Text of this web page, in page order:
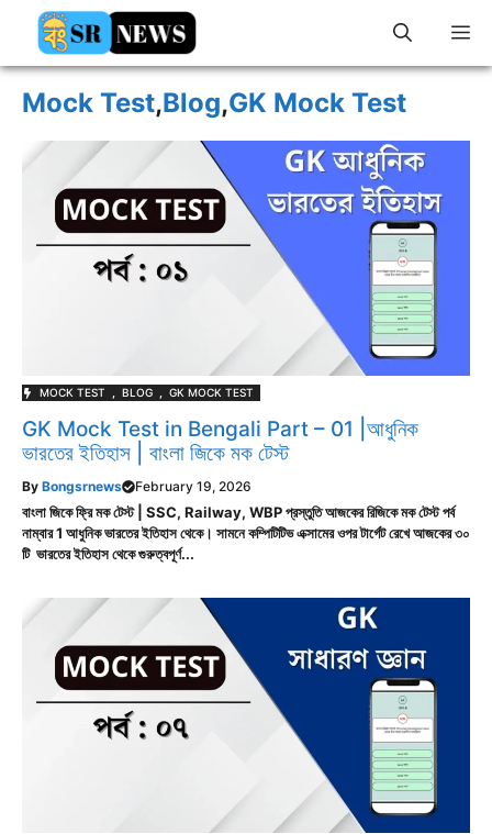
content
Mock Test,Blog,GK Mock Test
MOCK TEST BLOG GK MOCK TEST
GK Mock Test in Bengali Part – 01 |আধুনিক
ভারতের ইতিহাস | বাংলা জিকে মক টেস্ট
By Bongsrnews February 19, 2026
বাংলা জিকে ফ্রি মক টেস্ট | SSC, Railway, WBP প্রস্তুতি আজকের রিজিকে মক টেস্ট পর্ব
নাম্বার 1 আধুনিক ভারতের ইতিহাস থেকে। সামনে কম্পিটিটিভ এক্সামের ওপর টার্গেট রেখে আজকের ৩০
টি ভারতের ইতিহাস থেকে গুরুত্বপূর্ণ...